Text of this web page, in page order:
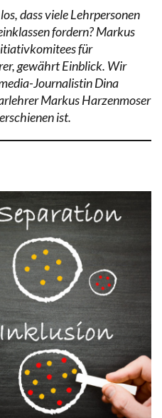
dass viele Lehrpersonen
fordern? Markus
für
gewährt Einblick. Wir
Journalistin Dina
Markus Harzenmoser
ist.